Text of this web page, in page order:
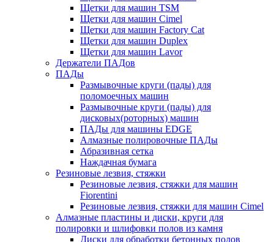
Щетки для машин TSM
Щетки для машин Cimel
Щетки для машин Factory Cat
Щетки для машин Duplex
Щетки для машин Lavor
Держатели ПАДов
ПАДы
Размывочные круги (пады) для
поломоечных машин
Размывочные круги (пады) для
дисковых(роторных) машин
ПАДы для машины EDGE
Алмазные полировочные ПАДы
Абразивная сетка
Наждачная бумага
Резиновые лезвия, стяжки
Резиновые лезвия, стяжки для машин
Fiorentini
Резиновые лезвия, стяжки для машин Cimel
Алмазные пластины и диски, круги для
полировки и шлифовки полов из камня
Диски для обработки бетонных полов